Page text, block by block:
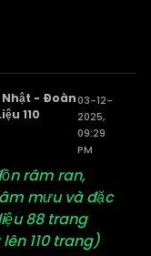
Nhật - Đoàn
110
03-12-
2025,
09:29
PM
râm ran,
mưu và đặc
88 trang
110 trang)